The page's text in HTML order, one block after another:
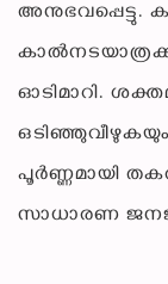
അനുഭവപ്പെട്ടു.
ഓടിമാറി.
പൂർണ്ണമായി
സാധാരണ